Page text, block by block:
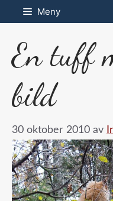
Hoppa
till
innehåll
Meny
En tuff
bild
30 oktober 2010 av